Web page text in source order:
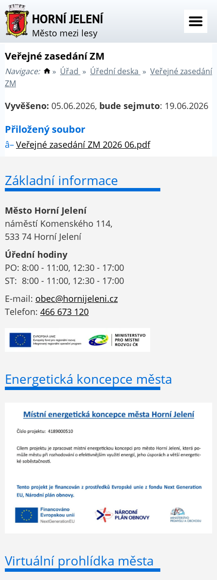
HORNÍ JELENÍ
Město mezi lesy
Veřejné zasedání ZM
Navigace: » Úřad » Úřední deska » Veřejné zasedání
ZM
Vyvěšeno: 05.06.2026, bude sejmuto: 19.06.2026
Přiložený soubor
Veřejné zasedání ZM 2026 06.pdf
Základní informace
Město Horní Jelení
náměstí Komenského 114,
533 74 Horní Jelení
Úřední hodiny
PO: 8:00 - 11:00, 12:30 - 17:00
ST: 8:00 - 11:00, 12:30 - 17:00
E-mail: obec@hornijeleni.cz
Telefon: 466 673 120
Energetická koncepce města
Virtuální prohlídka města